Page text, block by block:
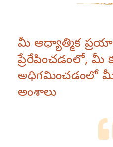
మీ ఆధ్యాత్మిక
ప్రేరేపించడంలో, మీ
అధిగమించడంలో
అంశాలు